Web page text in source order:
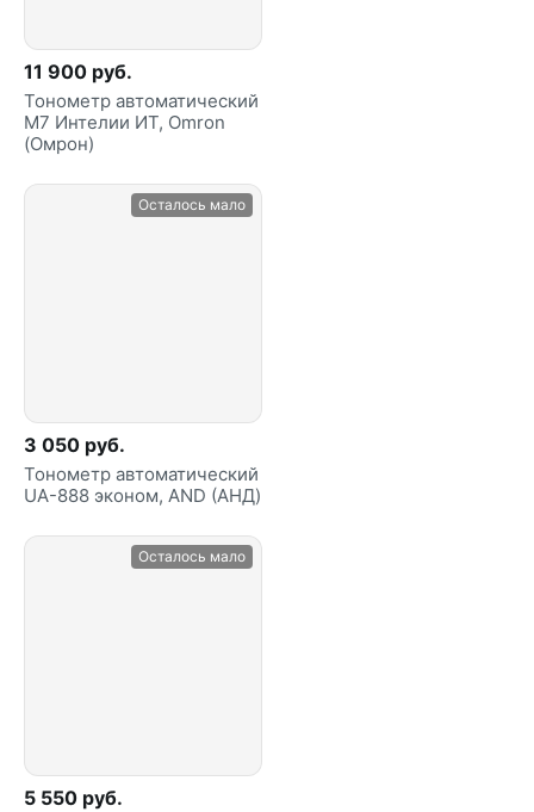
11 900 руб.
Тонометр автоматический
М7 Интелии ИТ, Omron
(Омрон)
Осталось мало
3 050 руб.
Тонометр автоматический
UA-888 эконом, AND (АНД)
Осталось мало
5 550 руб.